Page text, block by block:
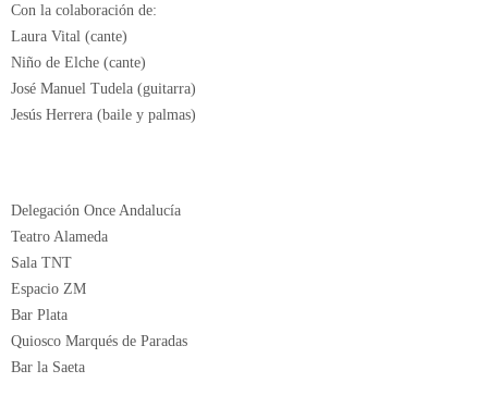
Con la colaboración de:
Laura Vital (cante)
Niño de Elche (cante)
José Manuel Tudela (guitarra)
Jesús Herrera (baile y palmas)
Delegación Once Andalucía
Teatro Alameda
Sala TNT
Espacio ZM
Bar Plata
Quiosco Marqués de Paradas
Bar la Saeta